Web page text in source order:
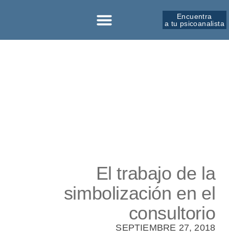
Encuentra
a tu psicoanalista
El trabajo de la
simbolización en el
consultorio
SEPTIEMBRE 27, 2018